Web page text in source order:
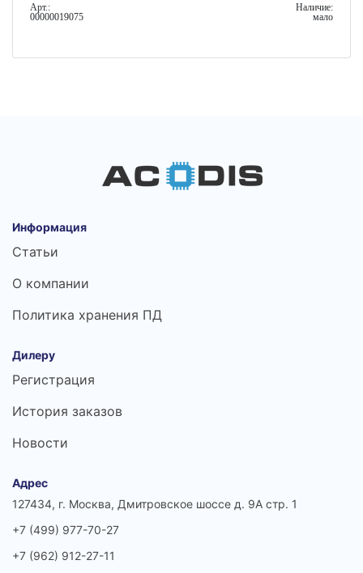
Арт.:
00000019075
Наличие:
мало
Информация
Статьи
О компании
Политика хранения ПД
Дилеру
Регистрация
История заказов
Новости
Адрес
127434, г. Москва, Дмитровское шоссе д. 9А стр. 1
+7 (499) 977-70-27
+7 (962) 912-27-11